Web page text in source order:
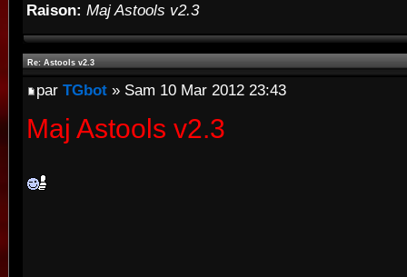
Raison: Maj Astools v2.3
Re: Astools v2.3
par TGbot » Sam 10 Mar 2012 23:43
Maj Astools v2.3